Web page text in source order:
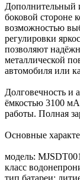
Дополнительный
боковой стороне
возможностью
регулировки
позволяют
металлической
автомобиля или
Долговечность и
ёмкостью 3100
работы. Полная
Основные
модель:
класс
тип батареи: